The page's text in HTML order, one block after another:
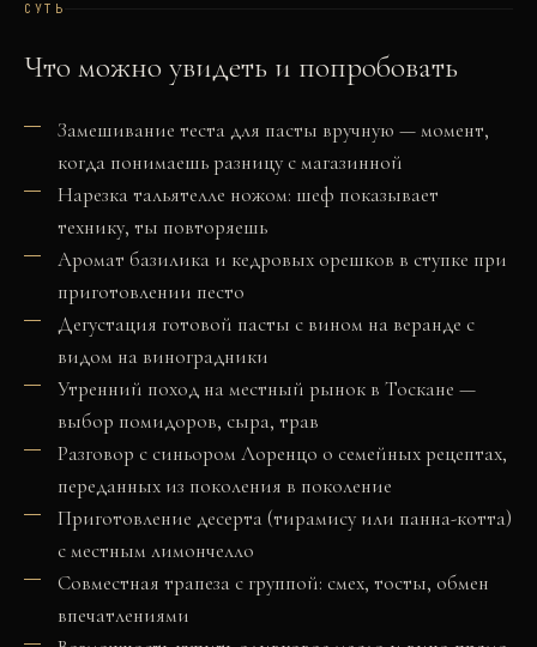
СУТЬ
Что можно увидеть и попробовать
Замешивание теста для пасты вручную — момент,
когда понимаешь разницу с магазинной
Нарезка тальятелле ножом: шеф показывает
технику, ты повторяешь
Аромат базилика и кедровых орешков в ступке при
приготовлении песто
Дегустация готовой пасты с вином на веранде с
видом на виноградники
Утренний поход на местный рынок в Тоскане —
выбор помидоров, сыра, трав
Разговор с синьором Лоренцо о семейных рецептах,
переданных из поколения в поколение
Приготовление десерта (тирамису или панна-котта)
с местным лимончелло
Совместная трапеза с группой: смех, тосты, обмен
впечатлениями